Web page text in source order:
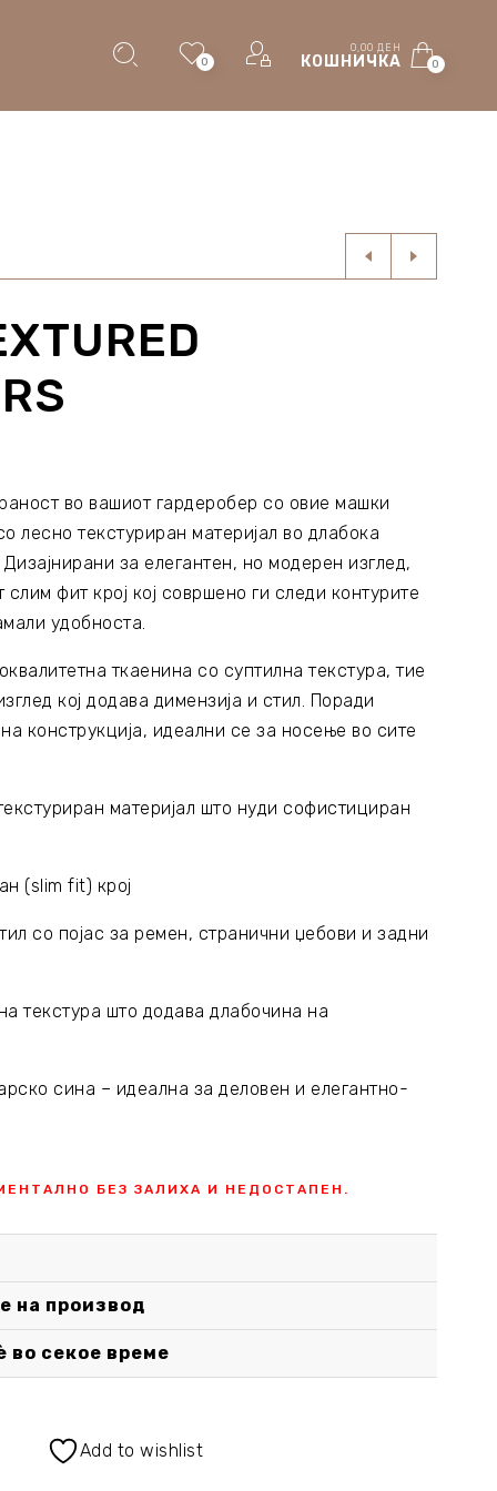
0
0,00 ДЕН
КОШНИЧКА 0
во вашиот гардеробер со овие машки
лесно текстуриран материјал во длабока
за елегантен, но модерен изглед,
фит крој кој совршено ги следи контурите
удобноста.
ткаенина со суптилна текстура, тие
кој додава димензија и стил. Поради
конструкција, идеални се за носење во сите
материјал што нуди софистициран
(slim fit) крој
со појас за ремен, странични џебови и задни
текстура што додава длабочина на
сина – идеална за деловен и елегантно-
БЕЗ ЗАЛИХА И НЕДОСТАПЕН.
на производ
во секое време
Add to wishlist